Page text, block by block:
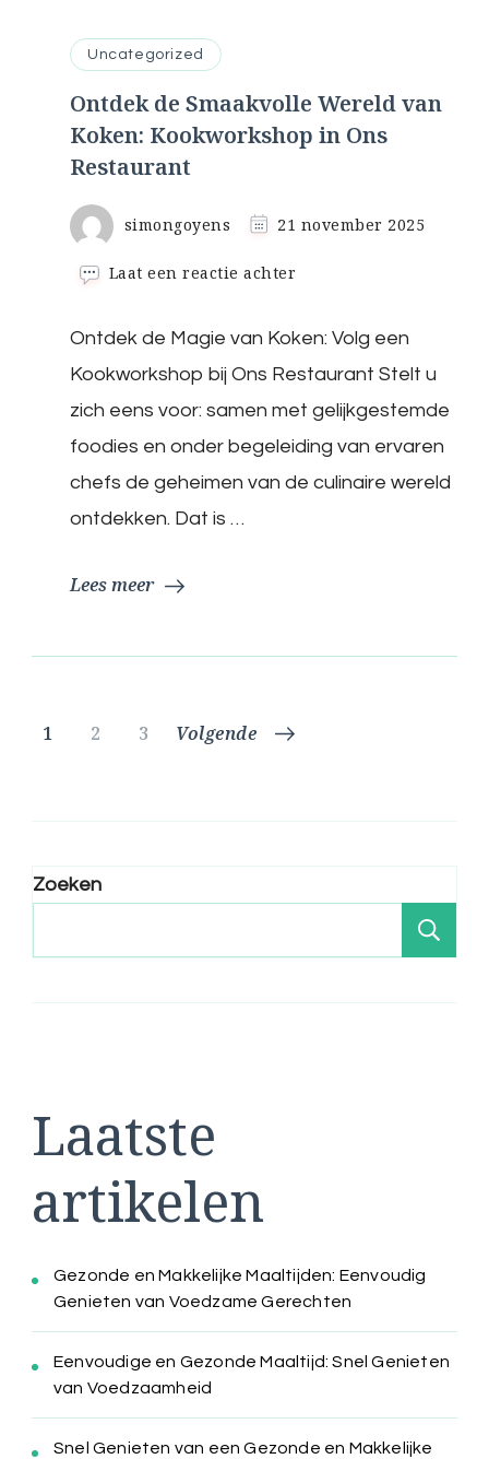
Uncategorized
Ontdek de Smaakvolle Wereld van
Koken: Kookworkshop in Ons
Restaurant
simongoyens 21 november 2025
Laat een reactie achter
Smaakvolle
Wereld
van
Koken:
in
Ons
Ontdek de Magie van Koken: Volg een
Kookworkshop bij Ons Restaurant Stelt u
zich eens voor: samen met gelijkgestemde
foodies en onder begeleiding van ervaren
chefs de geheimen van de culinaire wereld
ontdekken. Dat is …
Lees meer
Berichtnavigatie
Pagina
1 Pagina
2 Pagina
3 Volgende
Zoeken
Laatste
artikelen
Gezonde en Makkelijke Maaltijden: Eenvoudig
Genieten van Voedzame Gerechten
Eenvoudige en Gezonde Maaltijd: Snel Genieten
van Voedzaamheid
Snel Genieten van een Gezonde en Makkelijke